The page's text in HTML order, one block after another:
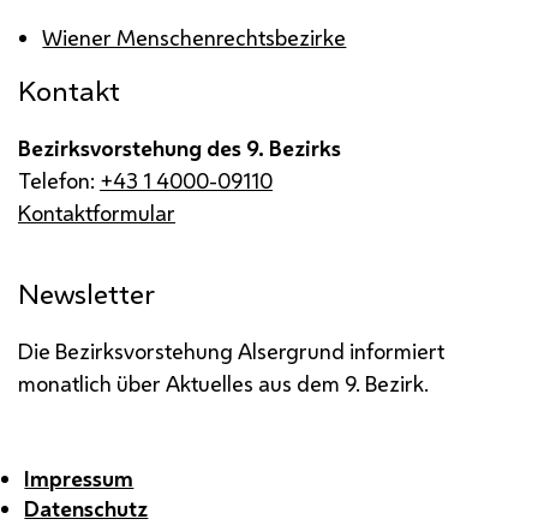
Wiener Menschenrechtsbezirke
Kontakt
Bezirksvorstehung des 9. Bezirks
Telefon: +43 1 4000-09110
Kontaktformular
Newsletter
Die Bezirksvorstehung Alsergrund informiert
monatlich über Aktuelles aus dem 9. Bezirk.
Impressum
Datenschutz